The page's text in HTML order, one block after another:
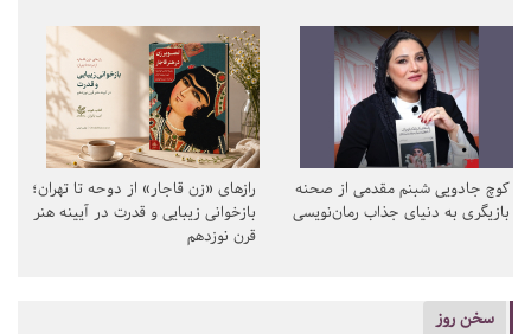
کوچ جادویی شبنم مقدمی از صحنه
بازیگری به دنیای جذاب رمان‌نویسی
رازهای «زن قاجار» از دوحه تا تهران؛
بازخوانی زیبایی و قدرت در آیینه هنر
قرن نوزدهم
سخن روز